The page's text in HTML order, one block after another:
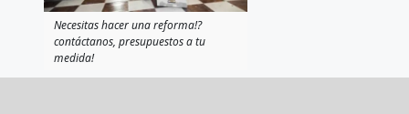
Necesitas hacer una reforma!?
contáctanos, presupuestos a tu
medida!